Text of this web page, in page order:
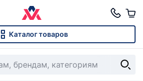
Каталог товаров